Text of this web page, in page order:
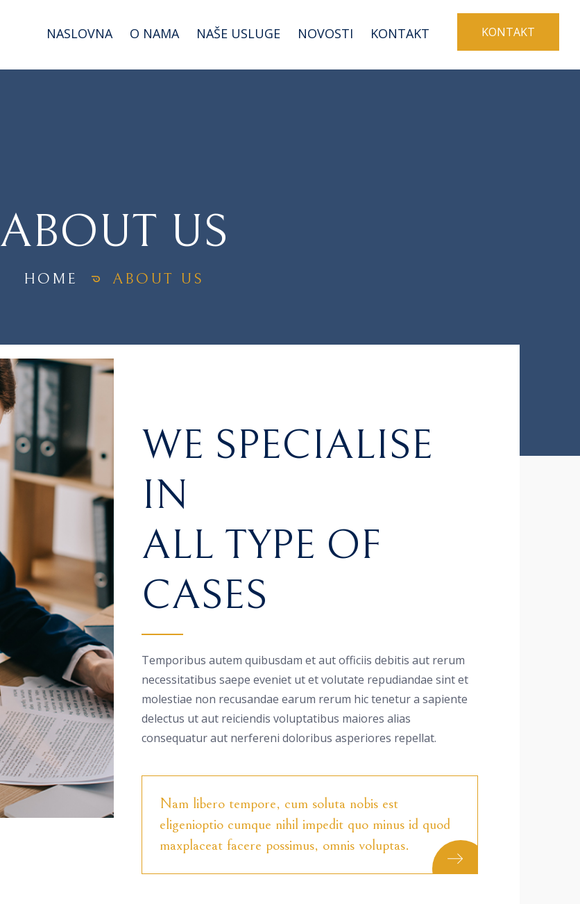
NASLOVNA O NAMA NAŠE USLUGE NOVOSTI KONTAKT KONTAKT
ABOUT US
HOME ABOUT US
WE SPECIALISE
IN
ALL TYPE OF
CASES
Temporibus autem quibusdam et aut officiis debitis aut rerum
necessitatibus saepe eveniet ut et volutate repudiandae sint et
molestiae non recusandae earum rerum hic tenetur a sapiente
delectus ut aut reiciendis voluptatibus maiores alias
consequatur aut nerfereni doloribus asperiores repellat.
Nam libero tempore, cum soluta nobis est
eligenioptio cumque nihil impedit quo minus id quod
maxplaceat facere possimus, omnis voluptas.